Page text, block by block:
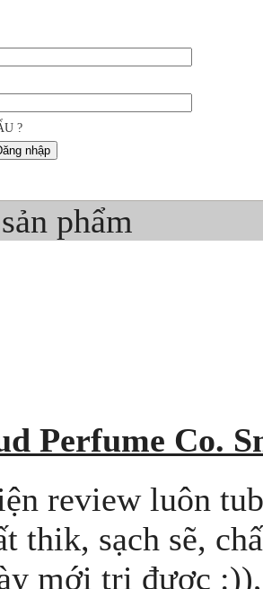
?
nhập
phẩm
Perfume Co.
review luôn
thik, sạch sẽ,
mới trị được